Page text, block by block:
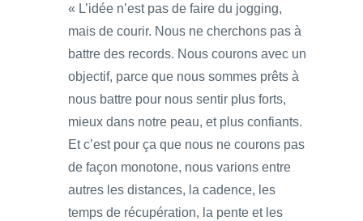
« L’idée n’est pas de faire du jogging,
mais de courir. Nous ne cherchons pas à
battre des records. Nous courons avec un
objectif, parce que nous sommes prêts à
nous battre pour nous sentir plus forts,
mieux dans notre peau, et plus confiants.
Et c’est pour ça que nous ne courons pas
de façon monotone, nous varions entre
autres les distances, la cadence, les
temps de récupération, la pente et les